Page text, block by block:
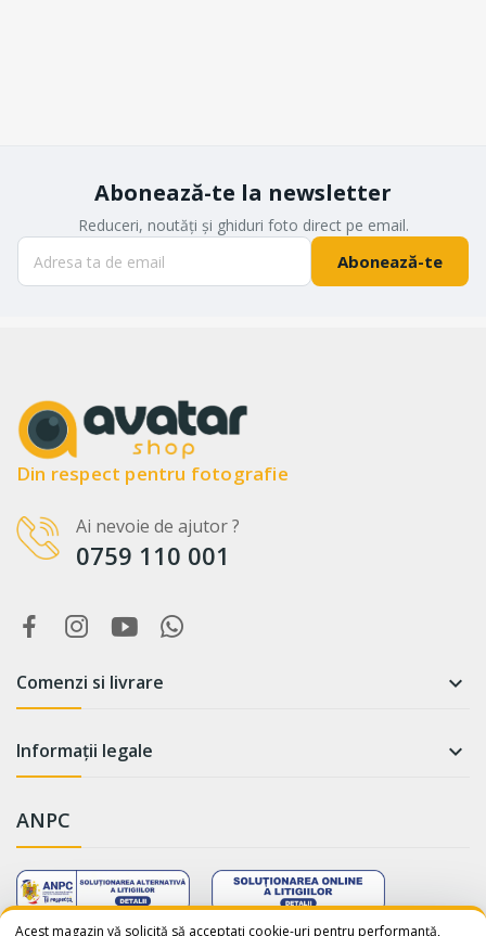
WhatsApp
Abonează-te la newsletter
Reduceri, noutăți și ghiduri foto direct pe email.
Abonează-te
Din respect pentru fotografie
Ai nevoie de ajutor ?
0759 110 001
Comenzi si livrare 
Informații legale 
ANPC
Acest magazin vă solicită să acceptați cookie-uri pentru performanță,